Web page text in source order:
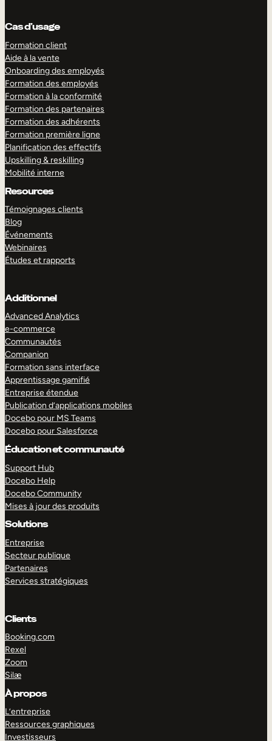
Cas d’usage
Formation client
Aide à la vente
Onboarding des employés
Formation des employés
Formation à la conformité
Formation des partenaires
Formation des adhérents
Formation première ligne
Planification des effectifs
Upskilling & reskilling
Mobilité interne
Resources
Témoignages clients
Blog
Événements
Webinaires
Études et rapports
Additionnel
Advanced Analytics
e-commerce
Communautés
Companion
Formation sans interface
Apprentissage gamifié
Entreprise étendue
Publication d’applications mobiles
Docebo pour MS Teams
Docebo pour Salesforce
Éducation et communauté
Support Hub
Docebo Help
Docebo Community
Mises à jour des produits
Solutions
Entreprise
Secteur publique
Partenaires
Services stratégiques
Clients
Booking.com
Rexel
Zoom
Silæ
À propos
L’entreprise
Ressources graphiques
Investisseurs